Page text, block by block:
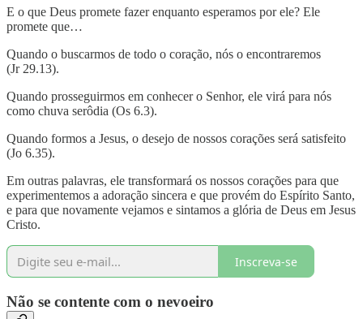
E o que Deus promete fazer enquanto esperamos por ele? Ele
promete que…
Quando o buscarmos de todo o coração, nós o encontraremos
(Jr 29.13).
Quando prosseguirmos em conhecer o Senhor, ele virá para nós
como chuva serôdia (Os 6.3).
Quando formos a Jesus, o desejo de nossos corações será satisfeito
(Jo 6.35).
Em outras palavras, ele transformará os nossos corações para que
experimentemos a adoração sincera e que provém do Espírito Santo,
e para que novamente vejamos e sintamos a glória de Deus em Jesus
Cristo.
Inscreva-se
Não se contente com o nevoeiro